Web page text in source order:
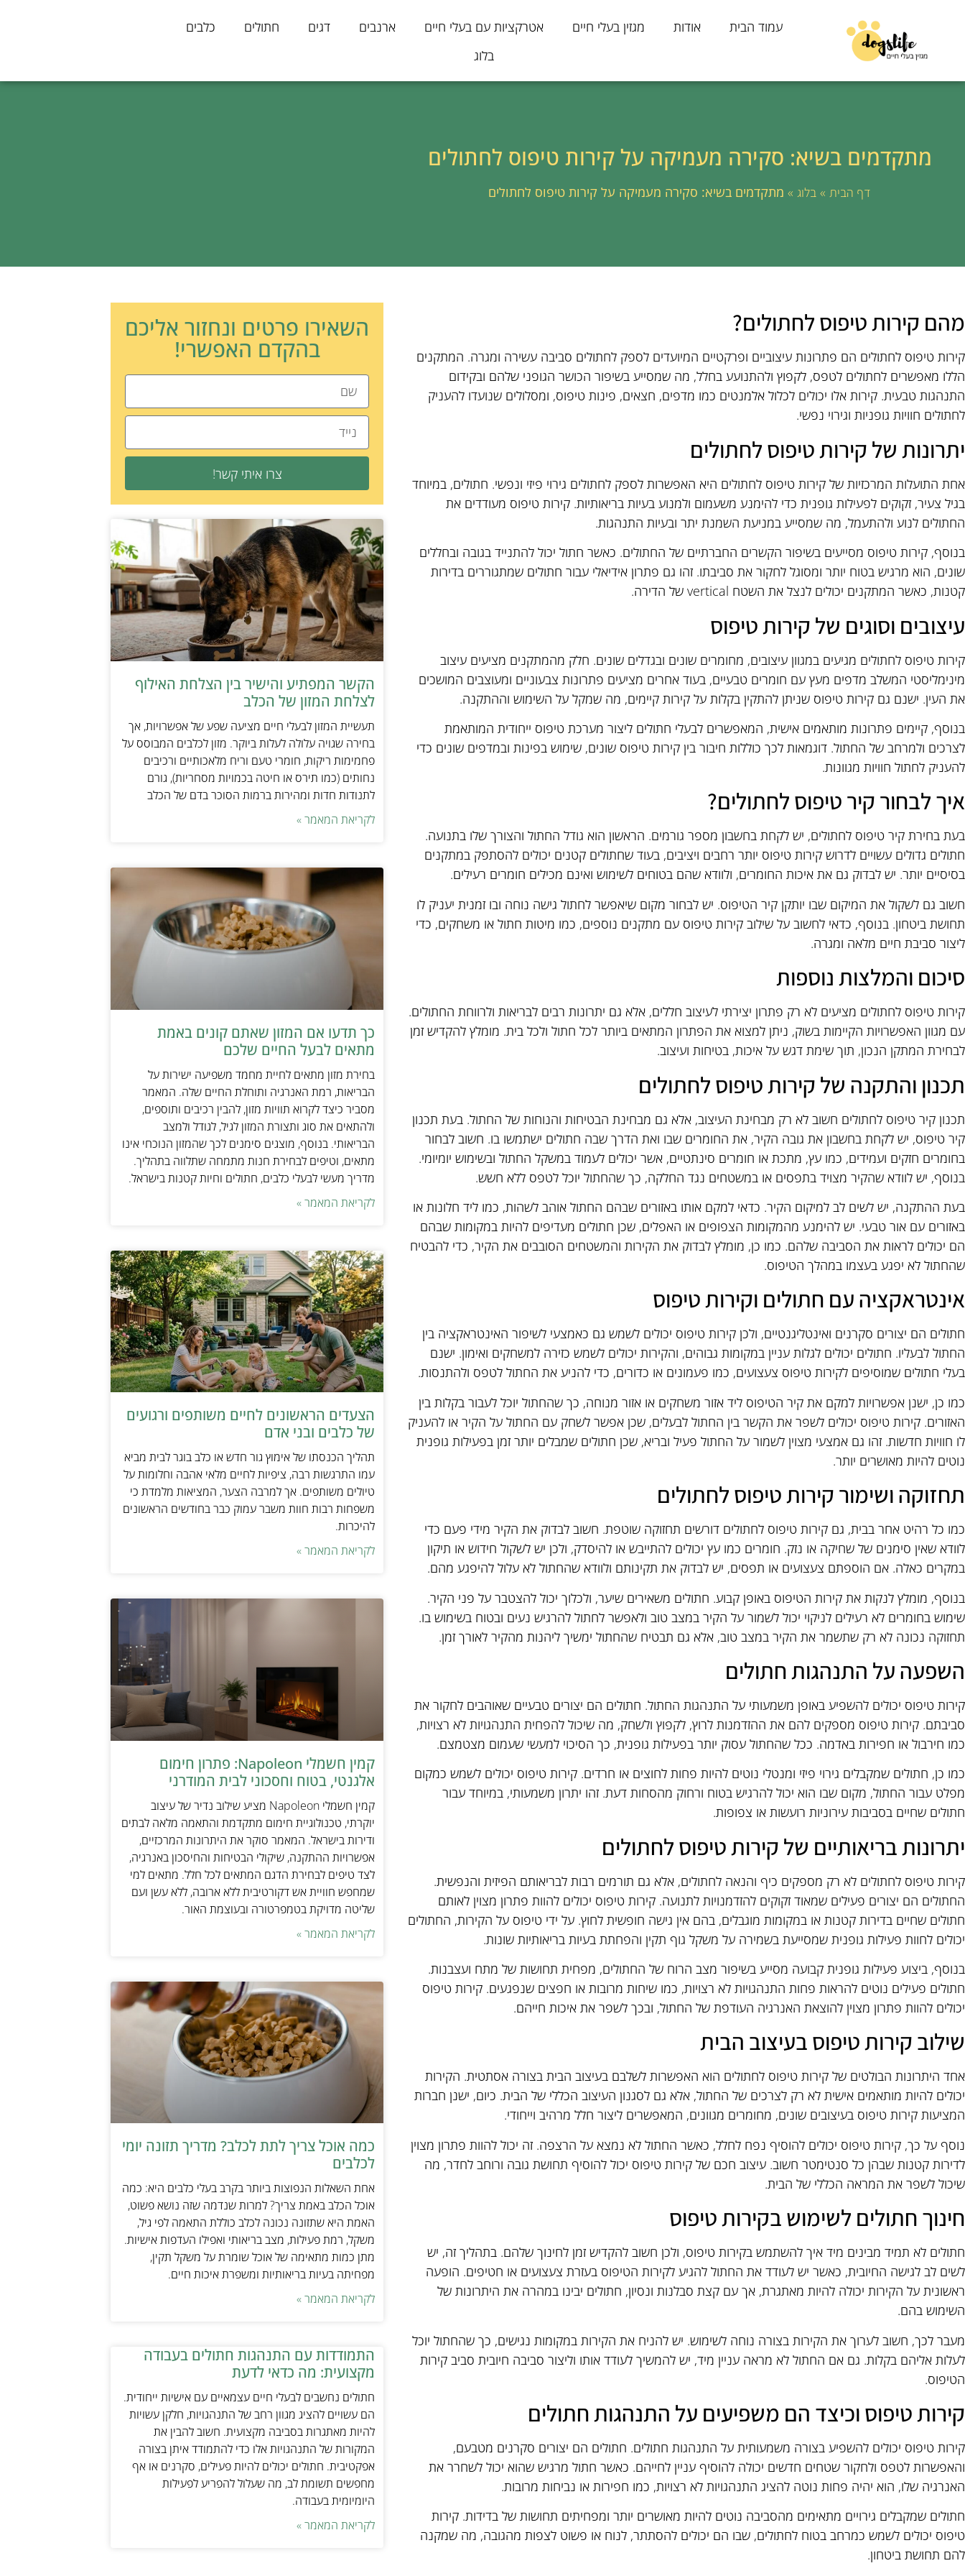
עמוד הבית אודות מגזין בעלי חיים אטרקציות עם בעלי חיים ארנבים דגים חתולים
כלבים
בלוג
מתקדמים בשיא: סקירה מעמיקה על קירות טיפוס לחתולים
דף הבית » בלוג » מתקדמים בשיא: סקירה מעמיקה על קירות טיפוס לחתולים
מהם קירות טיפוס לחתולים?
קירות טיפוס לחתולים הם פתרונות עיצוביים ופרקטיים המיועדים לספק לחתולים סביבה עשירה ומגרה. המתקנים
הללו מאפשרים לחתולים לטפס, לקפוץ ולהתנועע בחלל, מה שמסייע בשיפור הכושר הגופני שלהם ובקידום
התנהגות טבעית. קירות אלו יכולים לכלול אלמנטים כמו מדפים, חצאים, פינות טיפוס, ומסלולים שנועדו להעניק
לחתולים חוויות גופניות וגירוי נפשי.
יתרונות של קירות טיפוס לחתולים
אחת התועלות המרכזיות של קירות טיפוס לחתולים היא האפשרות לספק לחתולים גירוי פיזי ונפשי. חתולים, במיוחד
בגיל צעיר, זקוקים לפעילות גופנית כדי להימנע משעמום ולמנוע בעיות בריאותיות. קירות טיפוס מעודדים את
החתולים לנוע ולהתעמל, מה שמסייע במניעת השמנת יתר ובעיות התנהגות.
בנוסף, קירות טיפוס מסייעים בשיפור הקשרים החברתיים של החתולים. כאשר חתול יכול להתנייד בגובה ובחללים
שונים, הוא מרגיש בטוח יותר ומסוגל לחקור את סביבתו. זהו גם פתרון אידיאלי עבור חתולים שמתגוררים בדירות
קטנות, כאשר המתקנים יכולים לנצל את השטח vertical של הדירה.
עיצובים וסוגים של קירות טיפוס
קירות טיפוס לחתולים מגיעים במגוון עיצובים, מחומרים שונים ובגדלים שונים. חלק מהמתקנים מציעים עיצוב
מינימליסטי המשלב מדפים מעץ עם חומרים טבעיים, בעוד אחרים מציעים פתרונות צבעוניים ומעוצבים המושכים
את העין. ישנם גם קירות טיפוס שניתן להתקין בקלות על קירות קיימים, מה שמקל על השימוש וההתקנה.
בנוסף, קיימים פתרונות מותאמים אישית, המאפשרים לבעלי חתולים ליצור מערכת טיפוס ייחודית המותאמת
לצרכים ולמרחב של החתול. דוגמאות לכך כוללות חיבור בין קירות טיפוס שונים, שימוש בפינות ובמדפים שונים כדי
להעניק לחתול חוויות מגוונות.
איך לבחור קיר טיפוס לחתולים?
בעת בחירת קיר טיפוס לחתולים, יש לקחת בחשבון מספר גורמים. הראשון הוא גודל החתול והצורך שלו בתנועה.
חתולים גדולים עשויים לדרוש קירות טיפוס יותר רחבים ויציבים, בעוד שחתולים קטנים יכולים להסתפק במתקנים
בסיסיים יותר. יש לבדוק גם את איכות החומרים, ולוודא שהם בטוחים לשימוש ואינם מכילים חומרים רעילים.
חשוב גם לשקול את המיקום שבו יותקן קיר הטיפוס. יש לבחור מקום שיאפשר לחתול גישה נוחה ובו זמנית יעניק לו
תחושת ביטחון. בנוסף, כדאי לחשוב על שילוב קירות טיפוס עם מתקנים נוספים, כמו מיטות חתול או משחקים, כדי
ליצור סביבת חיים מלאה ומגרה.
סיכום והמלצות נוספות
קירות טיפוס לחתולים מציעים לא רק פתרון יצירתי לעיצוב חללים, אלא גם יתרונות רבים לבריאות ולרווחת החתולים.
עם מגוון האפשרויות הקיימות בשוק, ניתן למצוא את הפתרון המתאים ביותר לכל חתול ולכל בית. מומלץ להקדיש זמן
לבחירת המתקן הנכון, תוך שימת דגש על איכות, בטיחות ועיצוב.
תכנון והתקנה של קירות טיפוס לחתולים
תכנון קיר טיפוס לחתולים חשוב לא רק מבחינת העיצוב, אלא גם מבחינת הבטיחות והנוחות של החתול. בעת תכנון
קיר טיפוס, יש לקחת בחשבון את גובה הקיר, את החומרים שבו ואת הדרך שבה חתולים ישתמשו בו. חשוב לבחור
בחומרים חזקים ועמידים, כמו עץ, מתכת או חומרים סינתטיים, אשר יכולים לעמוד במשקל החתול ובשימוש יומיומי.
בנוסף, יש לוודא שהקיר מצויד בתפסים או במשטחים נגד החלקה, כך שהחתול יוכל לטפס ללא חשש.
בעת ההתקנה, יש לשים לב למיקום הקיר. כדאי למקם אותו באזורים שבהם החתול אוהב לשהות, כמו ליד חלונות או
באזורים עם אור טבעי. יש להימנע מהמקומות הצפופים או האפלים, שכן חתולים מעדיפים להיות במקומות שבהם
הם יכולים לראות את הסביבה שלהם. כמו כן, מומלץ לבדוק את הקירות והמשטחים הסובבים את הקיר, כדי להבטיח
שהחתול לא יפגע בעצמו במהלך הטיפוס.
אינטראקציה עם חתולים וקירות טיפוס
חתולים הם יצורים סקרנים ואינטליגנטיים, ולכן קירות טיפוס יכולים לשמש גם כאמצעי לשיפור האינטראקציה בין
החתול לבעליו. חתולים יכולים לגלות עניין במקומות גבוהים, והקירות יכולים לשמש כזירה למשחקים ואימון. ישנם
בעלי חתולים שמוסיפים לקירות טיפוס צעצועים, כמו פעמונים או כדורים, כדי להניע את החתול לטפס ולהתנסות.
כמו כן, ישנן אפשרויות למקם את קיר הטיפוס ליד אזור משחקים או אזור מנוחה, כך שהחתול יוכל לעבור בקלות בין
האזורים. קירות טיפוס יכולים לשפר את הקשר בין החתול לבעלים, שכן אפשר לשחק עם החתול על הקיר או להעניק
לו חוויות חדשות. זהו גם אמצעי מצוין לשמור על החתול פעיל ובריא, שכן חתולים שמבלים יותר זמן בפעילות גופנית
נוטים להיות מאושרים יותר.
תחזוקה ושימור קירות טיפוס לחתולים
כמו כל רהיט אחר בבית, גם קירות טיפוס לחתולים דורשים תחזוקה שוטפת. חשוב לבדוק את הקיר מידי פעם כדי
לוודא שאין סימנים של שחיקה או נזק. חומרים כמו עץ יכולים להתייבש או להיסדק, ולכן יש לשקול חידוש או תיקון
במקרים כאלה. אם הוספתם צעצועים או תפסים, יש לבדוק את תקינותם ולוודא שהחתול לא עלול להיפגע מהם.
בנוסף, מומלץ לנקות את קירות הטיפוס באופן קבוע. חתולים משאירים שיער, ולכלוך יכול להצטבר על פני הקיר.
שימוש בחומרים לא רעילים לניקוי יכול לשמור על הקיר במצב טוב ולאפשר לחתול להרגיש נעים ובטוח בשימוש בו.
תחזוקה נכונה לא רק שתשמר את הקיר במצב טוב, אלא גם תבטיח שהחתול ימשיך ליהנות מהקיר לאורך זמן.
השפעה על התנהגות חתולים
קירות טיפוס יכולים להשפיע באופן משמעותי על התנהגות החתול. חתולים הם יצורים טבעיים שאוהבים לחקור את
סביבתם. קירות טיפוס מספקים להם את ההזדמנות לרוץ, לקפוץ ולשחק, מה שיכול להפחית התנהגויות לא רצויות,
כמו חירבול או חפירות באדמה. ככל שהחתול עסוק יותר בפעילות גופנית, כך הסיכוי למעשי שעמום מצטמצם.
כמו כן, חתולים שמקבלים גירוי פיזי ומנטלי נוטים להיות פחות לחוצים או חרדים. קירות טיפוס יכולים לשמש כמקום
מפלט עבור החתול, מקום שבו הוא יכול להרגיש בטוח ורחוק מהסחות דעת. זהו יתרון משמעותי, במיוחד עבור
חתולים שחיים בסביבות עירוניות רועשות או צפופות.
יתרונות בריאותיים של קירות טיפוס לחתולים
קירות טיפוס לחתולים לא רק מספקים כיף והנאה לחתולים, אלא גם תורמים רבות לבריאותם הפיזית והנפשית.
החתולים הם יצורים פעילים שמאוד זקוקים להזדמנויות לתנועה. קירות טיפוס יכולים להוות פתרון מצוין לאותם
חתולים שחיים בדירות קטנות או במקומות מוגבלים, בהם אין גישה חופשית לחוץ. על ידי טיפוס על הקירות, החתולים
יכולים לחוות פעילות גופנית שמסייעת בשמירה על משקל גוף תקין והפחתת בעיות בריאותיות שונות.
בנוסף, ביצוע פעילות גופנית קבועה מסייע בשיפור מצב הרוח של החתולים, מפחית תחושות של מתח ועצבנות.
חתולים פעילים נוטים להראות פחות התנהגויות לא רצויות, כמו שיחות מרובות או חפצים שנפגעים. קירות טיפוס
יכולים להוות פתרון מצוין להוצאת האנרגיה העודפת של החתול, ובכך לשפר את איכות חייהם.
שילוב קירות טיפוס בעיצוב הבית
אחד היתרונות הבולטים של קירות טיפוס לחתולים הוא האפשרות לשלבם בעיצוב הבית בצורה אסתטית. הקירות
יכולים להיות מותאמים אישית לא רק לצרכים של החתול, אלא גם לסגנון העיצוב הכללי של הבית. כיום, ישנן חברות
המציעות קירות טיפוס בעיצובים שונים, מחומרים מגוונים, המאפשרים ליצור חלל מרהיב וייחודי.
נוסף על כך, קירות טיפוס יכולים להוסיף נפח לחלל, כאשר החתול לא נמצא על הרצפה. זה יכול להוות פתרון מצוין
לדירות קטנות שבהן כל סנטימטר חשוב. עיצוב חכם של קירות טיפוס יכול להוסיף תחושת גובה ורוחב לחדר, מה
שיכול לשפר את המראה הכללי של הבית.
חינוך חתולים לשימוש בקירות טיפוס
חתולים לא תמיד מבינים מיד איך להשתמש בקירות טיפוס, ולכן חשוב להקדיש זמן לחינוך שלהם. בתהליך זה, יש
לשים לב לגישה החיובית, כאשר יש לעודד את החתול להגיע לקירות הטיפוס בעזרת צעצועים או חטיפים. הופעה
ראשונית על הקירות יכולה להיות מאתגרת, אך עם קצת סבלנות ונסיון, חתולים יבינו במהרה את היתרונות של
השימוש בהם.
מעבר לכך, חשוב לערוך את הקירות בצורה נוחה לשימוש. יש להניח את הקירות במקומות נגישים, כך שהחתול יוכל
לעלות אליהם בקלות. גם אם החתול לא מראה עניין מיד, יש להמשיך לעודד אותו וליצור סביבה חיובית סביב קירות
הטיפוס.
קירות טיפוס וכיצד הם משפיעים על התנהגות חתולים
קירות טיפוס יכולים להשפיע בצורה משמעותית על התנהגות חתולים. חתולים הם יצורים סקרנים מטבעם,
והאפשרות לטפס ולחקור שטחים חדשים יכולה להוסיף עניין לחייהם. כאשר חתול מרגיש שהוא יכול לשחרר את
האנרגיה שלו, הוא יהיה פחות נוטה להציג התנהגויות לא רצויות, כמו חפירות או נביחות מרובות.
חתולים שמקבלים גירויים מתאימים מהסביבה נוטים להיות מאושרים יותר ומפחיתים תחושות של בדידות. קירות
טיפוס יכולים לשמש כמרחב בטוח לחתולים, שבו הם יכולים להסתתר, לנוח או פשוט לצפות מהגובה, מה שמקנה
להם תחושת ביטחון.
השאירו פרטים ונחזור אליכם
בהקדם האפשרי!
צרו איתי קשר!
הקשר המפתיע והישיר בין הצלחת האילוף
לצלחת המזון של הכלב
תעשיית המזון לבעלי חיים מציעה שפע של אפשרויות, אך
בחירה שגויה עלולה לעלות ביוקר. מזון לכלבים המבוסס על
פחמימות ריקות, חומרי טעם וריח מלאכותיים ורכיבים
נחותים (כמו תירס או חיטה בכמויות מסחריות), גורם
לתנודות חדות ומהירות ברמות הסוכר בדם של הכלב
לקריאת המאמר »
כך תדעו אם המזון שאתם קונים באמת
מתאים לבעל החיים שלכם
בחירת מזון מתאים לחיית מחמד משפיעה ישירות על
הבריאות, רמת האנרגיה ותוחלת החיים שלה. המאמר
מסביר כיצד לקרוא תוויות מזון, להבין רכיבים ותוספים,
ולהתאים את סוג ותצורת המזון לגיל, לגודל ולמצב
הבריאותי. בנוסף, מוצגים סימנים לכך שהמזון הנוכחי אינו
מתאים, וטיפים לבחירת חנות מתמחה שתלווה בתהליך.
מדריך מעשי לבעלי כלבים, חתולים וחיות קטנות בישראל.
לקריאת המאמר »
הצעדים הראשונים לחיים משותפים ורגועים
של כלבים ובני אדם
תהליך הכנסתו של אימוץ גור חדש או כלב בוגר לבית מביא
עמו התרגשות רבה, ציפיות לחיים מלאי אהבה וחלומות על
טיולים משותפים. אך למרבה הצער, המציאות מלמדת כי
משפחות רבות חוות משבר עמוק כבר בחודשים הראשונים
להיכרות.
לקריאת המאמר »
קמין חשמלי Napoleon: פתרון חימום
אלגנטי, בטוח וחסכוני לבית המודרני
קמין חשמלי Napoleon מציע שילוב נדיר של עיצוב
יוקרתי, טכנולוגיית חימום מתקדמת והתאמה מלאה לבתים
ודירות בישראל. המאמר סוקר את היתרונות המרכזיים,
אפשרויות ההתקנה, שיקולי הבטיחות והחיסכון באנרגיה,
לצד טיפים לבחירת הדגם המתאים לכל חלל. מתאים למי
שמחפש חוויית אש דקורטיבית ללא ארובה, ללא עשן ועם
שליטה מדויקת בטמפרטורה ובעוצמת האור.
לקריאת המאמר »
כמה אוכל צריך לתת לכלב? מדריך תזונה יומי
לכלבים
אחת השאלות הנפוצות ביותר בקרב בעלי כלבים היא: כמה
אוכל הכלב באמת צריך? למרות שנדמה שזה נושא פשוט,
האמת היא שתזונה נכונה לכלב כוללת התאמה לפי גיל,
משקל, רמת פעילות, מצב בריאותי ואפילו העדפות אישיות.
מתן כמות מתאימה של אוכל שומרת על משקל תקין,
מפחיתה בעיות בריאותיות ומשפרת איכות חיים.
לקריאת המאמר »
התמודדות עם התנהגות חתולים בעבודה
מקצועית: מה כדאי לדעת
חתולים נחשבים לבעלי חיים עצמאיים עם אישיות ייחודית.
הם עשויים להציג מגוון רחב של התנהגויות, חלקן עשויות
להיות מאתגרות בסביבה מקצועית. חשוב להבין את
המקורות של התנהגויות אלו כדי להתמודד איתן בצורה
אפקטיבית. חתולים יכולים להיות פעילים, סקרנים או אף
מחפשים תשומת לב, מה שעלול להפריע לפעילות
היומיומית בעבודה.
לקריאת המאמר »